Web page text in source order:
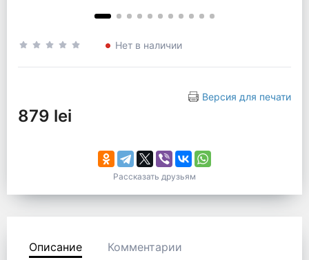
Нет в наличии
Версия для печати
879 lei
Рассказать друзьям
Описание Комментарии